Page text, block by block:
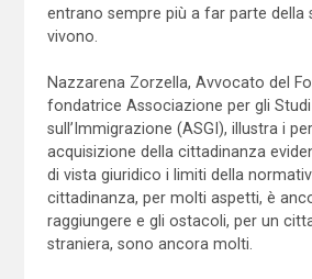
entrano sempre più a far parte della
vivono.
Nazzarena Zorzella, Avvocato del
fondatrice Associazione per gli Studi
sull’Immigrazione (ASGI), illustra i
acquisizione della cittadinanza
di vista giuridico i limiti della
cittadinanza, per molti aspetti, è
raggiungere e gli ostacoli, per un
straniera, sono ancora molti.